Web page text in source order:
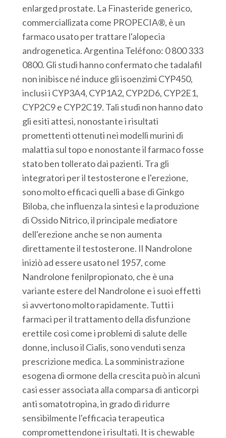
enlarged prostate. La Finasteride generico,
commerciallizata come PROPECIA®, è un
farmaco usato per trattare l'alopecia
androgenetica. Argentina Teléfono: 0 800 333
0800. Gli studi hanno confermato che tadalafil
non inibisce né induce gli isoenzimi CYP450,
inclusi i CYP3A4, CYP1A2, CYP2D6, CYP2E1,
CYP2C9 e CYP2C19. Tali studi non hanno dato
gli esiti attesi, nonostante i risultati
promettenti ottenuti nei modelli murini di
malattia sul topo e nonostante il farmaco fosse
stato ben tollerato dai pazienti. Tra gli
integratori per il testosterone e l'erezione,
sono molto efficaci quelli a base di Ginkgo
Biloba, che influenza la sintesi e la produzione
di Ossido Nitrico, il principale mediatore
dell'erezione anche se non aumenta
direttamente il testosterone. Il Nandrolone
iniziò ad essere usato nel 1957, come
Nandrolone fenilpropionato, che è una
variante estere del Nandrolone e i suoi effetti
si avvertono molto rapidamente. Tutti i
farmaci per il trattamento della disfunzione
erettile così come i problemi di salute delle
donne, incluso il Cialis, sono venduti senza
prescrizione medica. La somministrazione
esogena di ormone della crescita può in alcuni
casi esser associata alla comparsa di anticorpi
anti somatotropina, in grado di ridurre
sensibilmente l'efficacia terapeutica
compromettendone i risultati. It is chewable